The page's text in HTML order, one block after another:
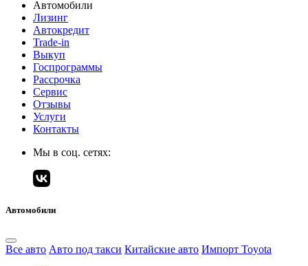
Автомобили
Лизинг
Автокредит
Trade-in
Выкуп
Госпрограммы
Рассрочка
Сервис
Отзывы
Услуги
Контакты
Мы в соц. сетях:
Автомобили
Все авто Авто под такси Китайские авто Импорт Toyota